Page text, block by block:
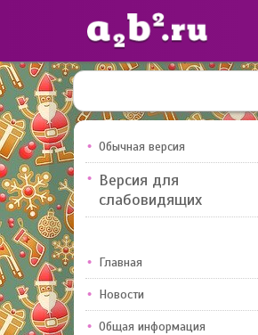
Сайты
педагогов
Добавлено — 10947
Обычная версия
Версия для
слабовидящих
Главная
Новости
Общая информация